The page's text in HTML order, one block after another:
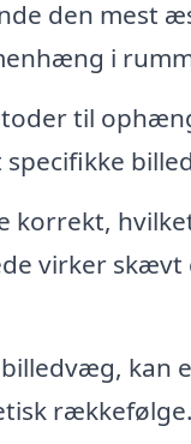
den mest
i
til
korrekt,
virker
billedvæg, kan
rækkefølge.